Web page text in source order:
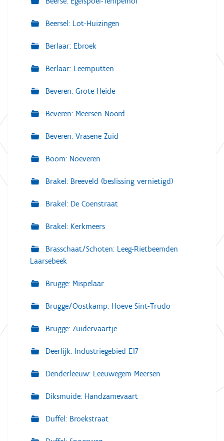
Beersel: Lot-Huizingen
Berlaar: Ebroek
Berlaar: Leemputten
Beveren: Grote Heide
Beveren: Meersen Noord
Beveren: Vrasene Zuid
Boom: Noeveren
Brakel: Breeveld (beslissing vernietigd)
Brakel: De Coenstraat
Brakel: Kerkmeers
Brasschaat/Schoten: Leeg-Rietbeemden
Laarsebeek
Brugge: Mispelaar
Brugge/Oostkamp: Hoeve Sint-Trudo
Brugge: Zuidervaartje
Deerlijk: Industriegebied E17
Denderleeuw: Leeuwegem Meersen
Diksmuide: Handzamevaart
Duffel: Broekstraat